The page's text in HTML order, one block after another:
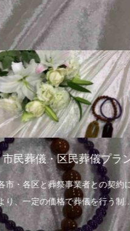
民葬儀・区民葬儀プラン
市・各区と葬祭事業者との契約に
り、一定の価格で葬儀を行う制度
。